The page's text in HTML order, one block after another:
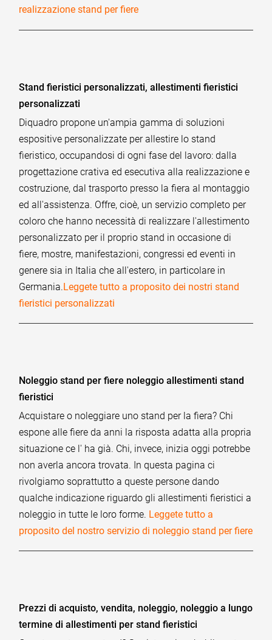
realizzazione stand per fiere
Stand fieristici personalizzati, allestimenti fieristici
personalizzati
Diquadro propone un'ampia gamma di soluzioni
espositive personalizzate per allestire lo stand
fieristico, occupandosi di ogni fase del lavoro: dalla
progettazione crativa ed esecutiva alla realizzazione e
costruzione, dal trasporto presso la fiera al montaggio
ed all'assistenza. Offre, cioè, un servizio completo per
coloro che hanno necessità di realizzare l'allestimento
personalizzato per il proprio stand in occasione di
fiere, mostre, manifestazioni, congressi ed eventi in
genere sia in Italia che all'estero, in particolare in
Germania.Leggete tutto a proposito dei nostri stand
fieristici personalizzati
Noleggio stand per fiere noleggio allestimenti stand
fieristici
Acquistare o noleggiare uno stand per la fiera? Chi
espone alle fiere da anni la risposta adatta alla propria
situazione ce l' ha già. Chi, invece, inizia oggi potrebbe
non averla ancora trovata. In questa pagina ci
rivolgiamo soprattutto a queste persone dando
qualche indicazione riguardo gli allestimenti fieristici a
noleggio in tutte le loro forme. Leggete tutto a
proposito del nostro servizio di noleggio stand per fiere
Prezzi di acquisto, vendita, noleggio, noleggio a lungo
termine di allestimenti per stand fieristici